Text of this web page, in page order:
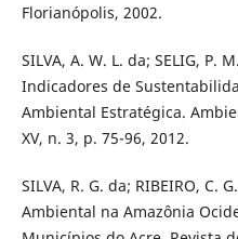
Florianópolis, 2002.
SILVA, A. W. L. da; SELIG, P.
Indicadores de
Ambiental Estratégica.
XV, n. 3, p. 75-96, 2012.
SILVA, R. G. da; RIBEIRO, C.
Ambiental na Amazônia